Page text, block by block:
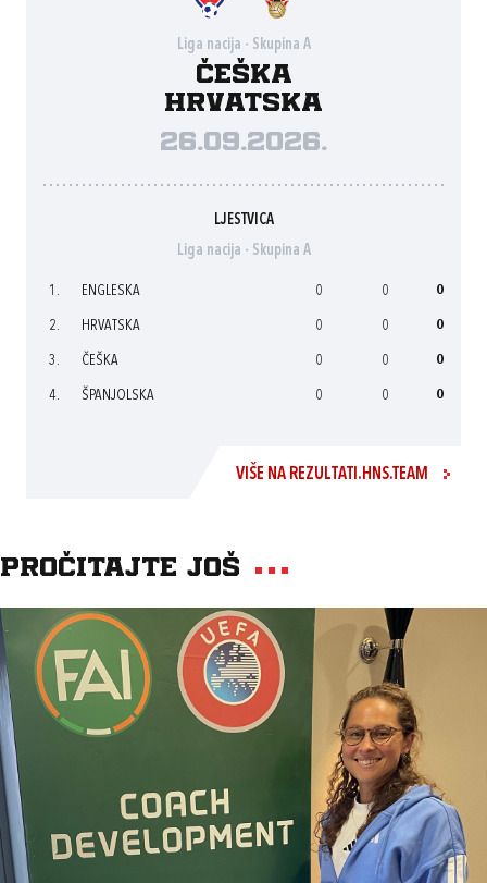
Liga nacija - Skupina A
Češka
Hrvatska
26.09.2026.
LJESTVICA
Liga nacija - Skupina A
1. ENGLESKA 0 0 0
2. HRVATSKA 0 0 0
3. ČEŠKA 0 0 0
4. ŠPANJOLSKA 0 0 0
VIŠE NA REZULTATI.HNS.TEAM
Pročitajte još